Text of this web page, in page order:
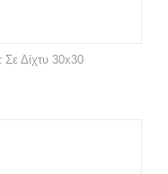
Δίχτυ 30x30